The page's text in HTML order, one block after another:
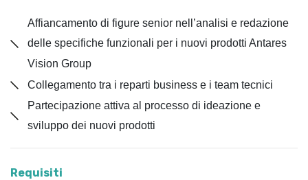
Affiancamento di figure senior nell’analisi e redazione
delle specifiche funzionali per i nuovi prodotti Antares
Vision Group
Collegamento tra i reparti business e i team tecnici
Partecipazione attiva al processo di ideazione e
sviluppo dei nuovi prodotti
Requisiti